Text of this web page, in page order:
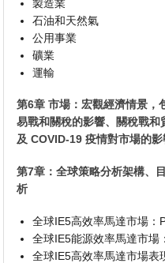
製造業
石油和天然氣
公用事業
礦業
運輸
第6章 市場：宏觀經濟情景，
易戰和關稅的影響、關稅戰
及 COVID-19 疫情對市場的影
第7章：全球策略分析架構、
析
全球IE5高效率馬達市場：
全球IE5能源效率馬達市場
全球IE5高效率馬達市場